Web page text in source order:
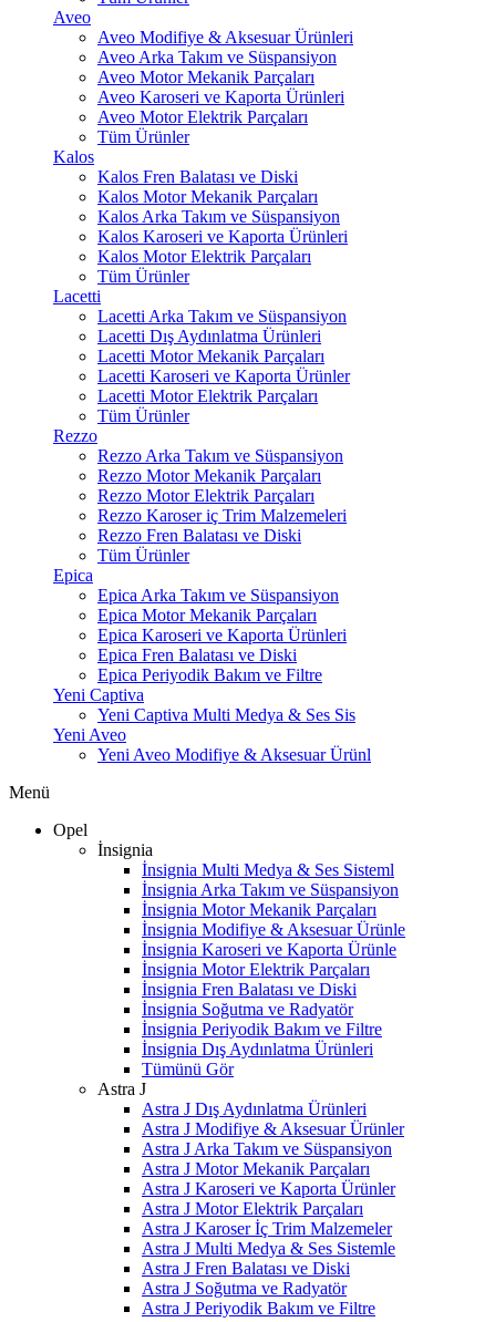
Aveo
Aveo Modifiye & Aksesuar Ürünleri
Aveo Arka Takım ve Süspansiyon
Aveo Motor Mekanik Parçaları
Aveo Karoseri ve Kaporta Ürünleri
Aveo Motor Elektrik Parçaları
Tüm Ürünler
Kalos
Kalos Fren Balatası ve Diski
Kalos Motor Mekanik Parçaları
Kalos Arka Takım ve Süspansiyon
Kalos Karoseri ve Kaporta Ürünleri
Kalos Motor Elektrik Parçaları
Tüm Ürünler
Lacetti
Lacetti Arka Takım ve Süspansiyon
Lacetti Dış Aydınlatma Ürünleri
Lacetti Motor Mekanik Parçaları
Lacetti Karoseri ve Kaporta Ürünler
Lacetti Motor Elektrik Parçaları
Tüm Ürünler
Rezzo
Rezzo Arka Takım ve Süspansiyon
Rezzo Motor Mekanik Parçaları
Rezzo Motor Elektrik Parçaları
Rezzo Karoser iç Trim Malzemeleri
Rezzo Fren Balatası ve Diski
Tüm Ürünler
Epica
Epica Arka Takım ve Süspansiyon
Epica Motor Mekanik Parçaları
Epica Karoseri ve Kaporta Ürünleri
Epica Fren Balatası ve Diski
Epica Periyodik Bakım ve Filtre
Yeni Captiva
Yeni Captiva Multi Medya & Ses Sis
Yeni Aveo
Yeni Aveo Modifiye & Aksesuar Ürünl
Menü
Opel
İnsignia
İnsignia Multi Medya & Ses Sisteml
İnsignia Arka Takım ve Süspansiyon
İnsignia Motor Mekanik Parçaları
İnsignia Modifiye & Aksesuar Ürünle
İnsignia Karoseri ve Kaporta Ürünle
İnsignia Motor Elektrik Parçaları
İnsignia Fren Balatası ve Diski
İnsignia Soğutma ve Radyatör
İnsignia Periyodik Bakım ve Filtre
İnsignia Dış Aydınlatma Ürünleri
Tümünü Gör
Astra J
Astra J Dış Aydınlatma Ürünleri
Astra J Modifiye & Aksesuar Ürünler
Astra J Arka Takım ve Süspansiyon
Astra J Motor Mekanik Parçaları
Astra J Karoseri ve Kaporta Ürünler
Astra J Motor Elektrik Parçaları
Astra J Karoser İç Trim Malzemeler
Astra J Multi Medya & Ses Sistemle
Astra J Fren Balatası ve Diski
Astra J Soğutma ve Radyatör
Astra J Periyodik Bakım ve Filtre